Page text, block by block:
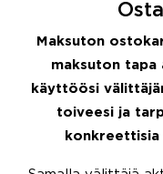
Maksuton
maksuton tapa
käyttöösi
toiveesi ja
konkreettisia